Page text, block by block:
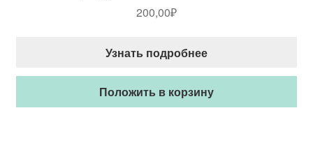
200,00₽
Узнать подробнее
Положить в корзину